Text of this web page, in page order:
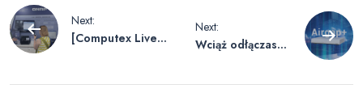
Nawigacja
wpisu
Next:
[Computex Live]
Next:
Wciąż odłączasz
sieciowe Serwer